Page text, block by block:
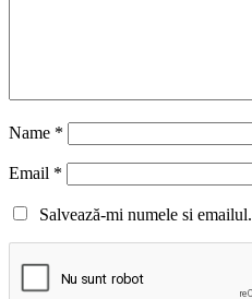
Name *
Email *
Salvează-mi numele si emailul.